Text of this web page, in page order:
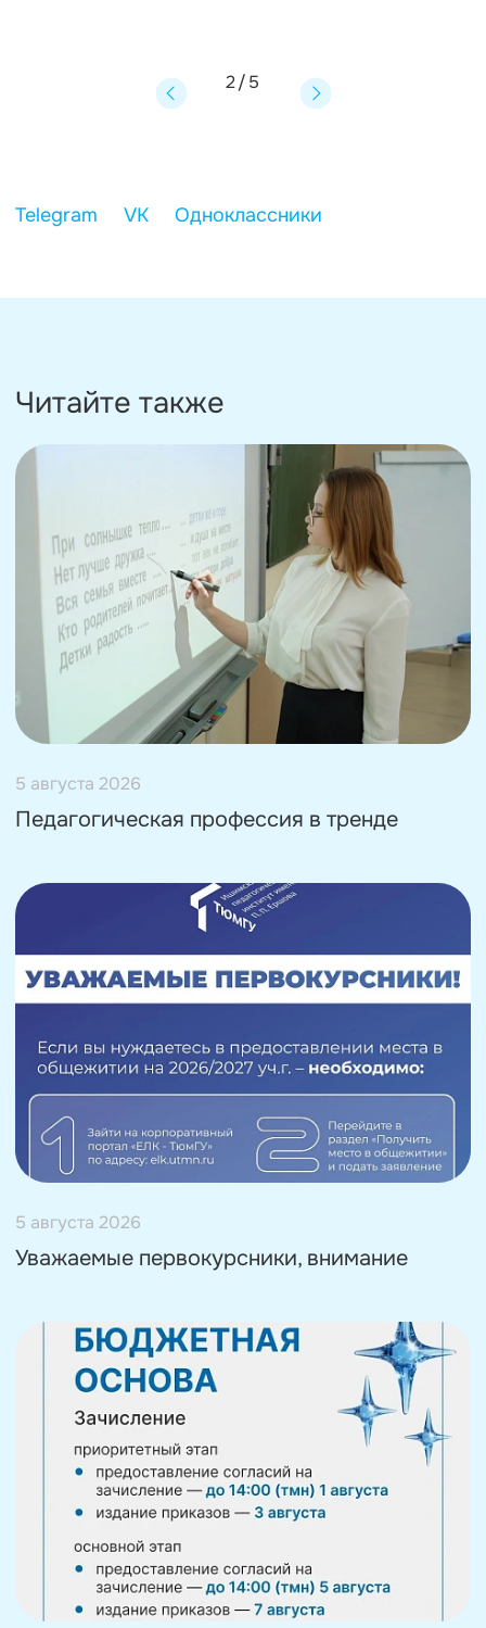
2/5
Читайте также
5 августа 2026
Педагогическая профессия в тренде
5 августа 2026
Уважаемые первокурсники, внимание